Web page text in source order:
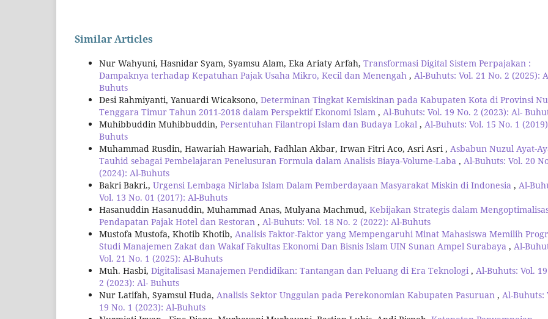
Similar Articles
Nur Wahyuni, Hasnidar Syam, Syamsu Alam, Eka Ariaty Arfah, Transformasi Digital Sistem Perpajakan :
Dampaknya terhadap Kepatuhan Pajak Usaha Mikro, Kecil dan Menengah , Al-Buhuts: Vol. 21 No. 2 (2025):
Buhuts
Desi Rahmiyanti, Yanuardi Wicaksono, Determinan Tingkat Kemiskinan pada Kabupaten Kota di Provinsi
Tenggara Timur Tahun 2011-2018 dalam Perspektif Ekonomi Islam , Al-Buhuts: Vol. 19 No. 2 (2023): Al-
Muhibbuddin Muhibbuddin, Persentuhan Filantropi Islam dan Budaya Lokal , Al-Buhuts: Vol. 15 No. 1
Buhuts
Muhammad Rusdin, Hawariah Hawariah, Fadhlan Akbar, Irwan Fitri Aco, Asri Asri , Asbabun Nuzul Ayat-
Tauhid sebagai Pembelajaran Penelusuran Formula dalam Analisis Biaya-Volume-Laba , Al-Buhuts: Vol. 20
(2024): Al-Buhuts
Bakri Bakri., Urgensi Lembaga Nirlaba Islam Dalam Pemberdayaan Masyarakat Miskin di Indonesia , Al-
Vol. 13 No. 01 (2017): Al-Buhuts
Hasanuddin Hasanuddin, Muhammad Anas, Mulyana Machmud, Kebijakan Strategis dalam
Pendapatan Pajak Hotel dan Restoran , Al-Buhuts: Vol. 18 No. 2 (2022): Al-Buhuts
Mustofa Mustofa, Khotib Khotib, Analisis Faktor-Faktor yang Mempengaruhi Minat Mahasiswa Memilih
Studi Manajemen Zakat dan Wakaf Fakultas Ekonomi Dan Bisnis Islam UIN Sunan Ampel Surabaya , Al-
Vol. 21 No. 1 (2025): Al-Buhuts
Muh. Hasbi, Digitalisasi Manajemen Pendidikan: Tantangan dan Peluang di Era Teknologi, Al-Buhuts: Vol.
2 (2023): Al- Buhuts
Nur Latifah, Syamsul Huda, Analisis Sektor Unggulan pada Perekonomian Kabupaten Pasuruan , Al-Buhuts:
19 No. 1 (2023): Al-Buhuts